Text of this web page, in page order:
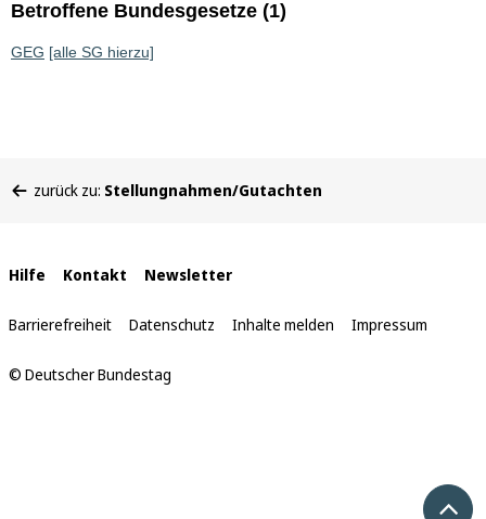
Betroffene Bundesgesetze (1)
GEG [alle SG hierzu]
befinden
zurück zu: Stellungnahmen/Gutachten
Interne
Links
Hilfe Kontakt Newsletter
Barrierefreiheit Datenschutz Inhalte melden Impressum
© Deutscher Bundestag